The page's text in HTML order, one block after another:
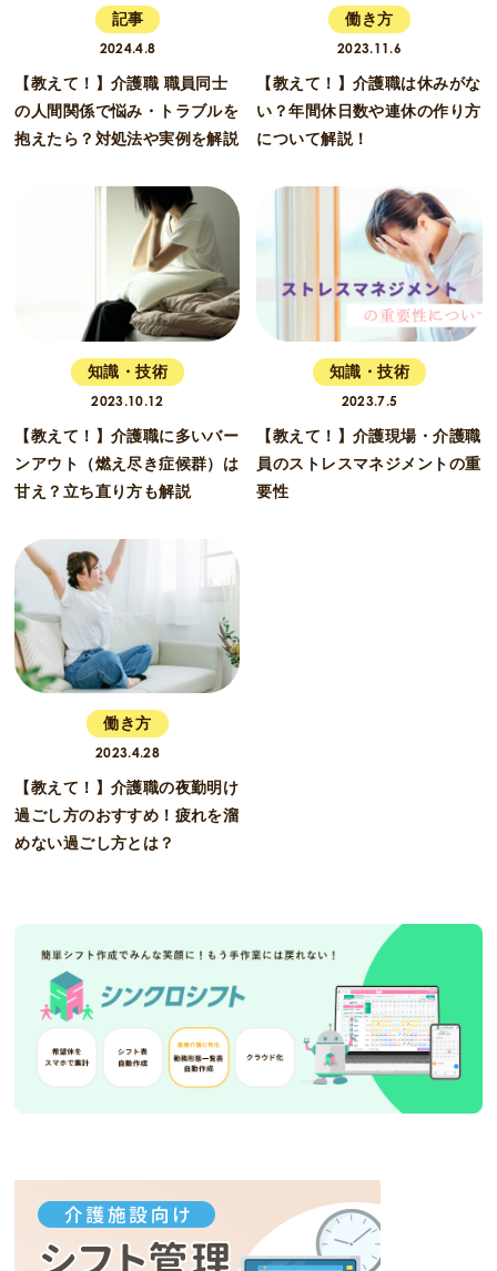
記事
2024.4.8
【教えて！】介護職 職員同士
の人間関係で悩み・トラブルを
抱えたら？対処法や実例を解説
働き方
2023.11.6
【教えて！】介護職は休みがな
い？年間休日数や連休の作り方
について解説！
知識・技術
2023.10.12
【教えて！】介護職に多いバー
ンアウト（燃え尽き症候群）は
甘え？立ち直り方も解説
知識・技術
2023.7.5
【教えて！】介護現場・介護職
員のストレスマネジメントの重
要性
働き方
2023.4.28
【教えて！】介護職の夜勤明け
過ごし方のおすすめ！疲れを溜
めない過ごし方とは？